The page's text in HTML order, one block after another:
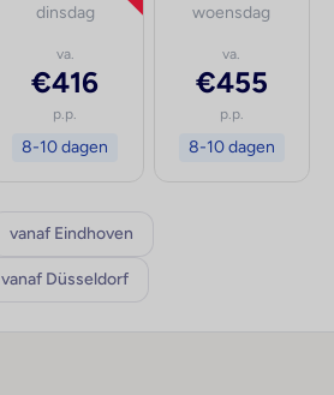
dinsdag
va.
€416
p.p.
8-10 dagen
woensdag
va.
€455
p.p.
8-10 dagen
vanaf Eindhoven
vanaf Düsseldorf